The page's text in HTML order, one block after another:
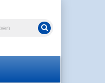
Suche starten